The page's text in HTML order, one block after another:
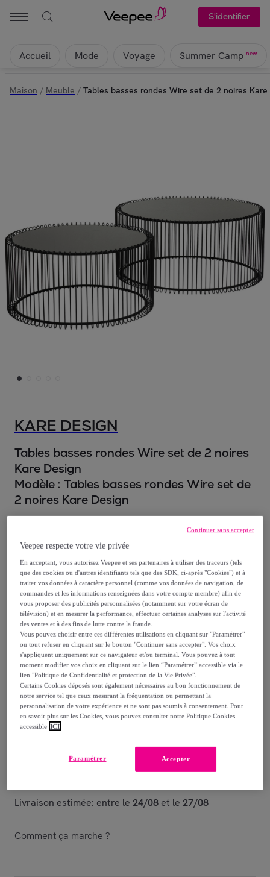
S'identifier
Accueil Mode Voyage Summer Camp new
Maison / Meuble / Tables basses rondes Wire set de 2 noires Kare
KARE DESIGN
Tables basses rondes Wire set de 2 noires
Kare Design
Modèle : Tables basses rondes Wire set de
2 noires Kare Design
349, €
-20%
dontéco-part.: 4,45 €
Reprise possible de votre ancien produit
voir les conditions.
Vendu parKARE DESIGN
Livraison
Livraison estimée: entre le 24/08 et le 27/08
Comment ça marche ?
Veepee respecte votre vie privée
En acceptant, vous autorisez Veepee et ses partenaires à utiliser des traceurs (tels
que des cookies ou d'autres identifiants tels que des SDK, ci-après "Cookies") et à
traiter vos données à caractère personnel (comme vos données de navigation, de
commandes et les informations renseignées dans votre compte membre) afin de
vous proposer des publicités personnalisées (notamment sur votre écran de
télévision) et en mesurer la performance, effectuer certaines analyses sur l'activité
des ventes et à des fins de lutte contre la fraude.
Vous pouvez choisir entre ces différentes utilisations en cliquant sur "Paramétrer"
ou tout refuser en cliquant sur le bouton "Continuer sans accepter". Vos choix
s'appliquent uniquement sur ce navigateur et/ou terminal. Vous pouvez à tout
moment modifier vos choix en cliquant sur le lien “Paramétrer” accessible via le
lien "Politique de Confidentialité et protection de la Vie Privée".
Certains Cookies déposés sont également nécessaires au bon fonctionnement de
notre service tel que ceux mesurant la fréquentation ou permettant la
personnalisation de votre expérience et ne sont pas soumis à consentement. Pour
en savoir plus sur les Cookies, vous pouvez consulter notre Politique Cookies
accessible ICI
Accepter
Paramétrer
Continuer sans accepter